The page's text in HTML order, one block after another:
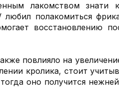
лакомством знати
полакомиться
восстановлению
повлияло на
кролика, стоит
оно получится